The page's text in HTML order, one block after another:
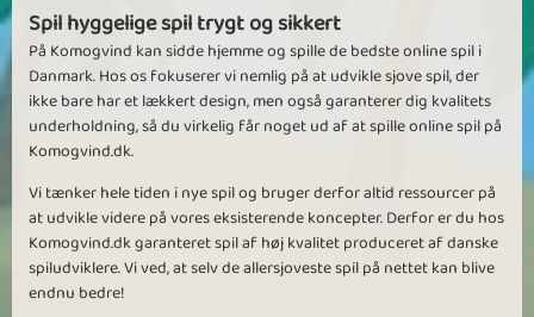
Spil hyggelige spil trygt og sikkert
På Komogvind kan sidde hjemme og spille de bedste online spil i
Danmark. Hos os fokuserer vi nemlig på at udvikle sjove spil, der
ikke bare har et lækkert design, men også garanterer dig kvalitets
underholdning, så du virkelig får noget ud af at spille online spil på
Komogvind.dk.
Vi tænker hele tiden i nye spil og bruger derfor altid ressourcer på
at udvikle videre på vores eksisterende koncepter. Derfor er du hos
Komogvind.dk garanteret spil af høj kvalitet produceret af danske
spiludviklere. Vi ved, at selv de allersjoveste spil på nettet kan blive
endnu bedre!